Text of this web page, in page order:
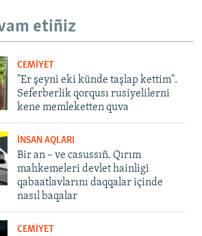
etiñiz
CEMİYET
"Er şeyni eki künde taşlap kettim".
Seferberlik qorqusı rusiyelilerni
kene memleketten quva
İNSAN AQLARI
Bir an – ve casussıñ. Qırım
mahkemeleri devlet hainligi
qabaatlavlarını daqqalar içinde
nasıl baqalar
CEMİYET